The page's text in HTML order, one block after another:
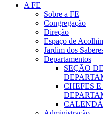
A FE
Sobre a FE
Congregação
Direção
Espaço de
Jardim dos
Departamentos
SEÇÃO
CHEFES